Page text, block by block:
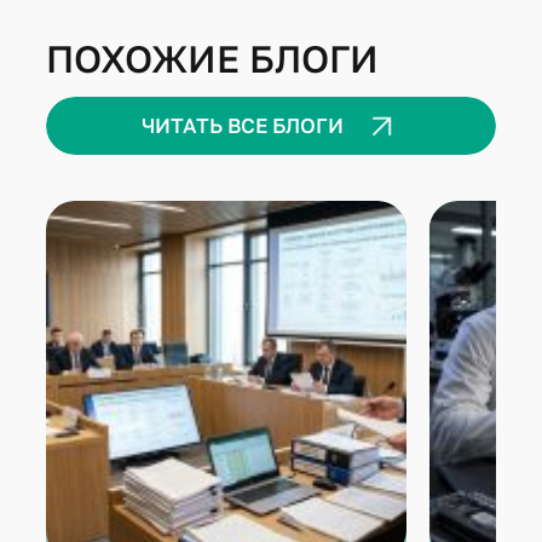
ПОХОЖИЕ БЛОГИ
ЧИТАТЬ ВСЕ БЛОГИ